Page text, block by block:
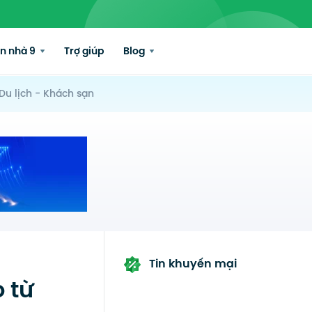
nhà 9 Trợ giúp Blog
lịch - Khách sạn
từ
Tin khuyến mại